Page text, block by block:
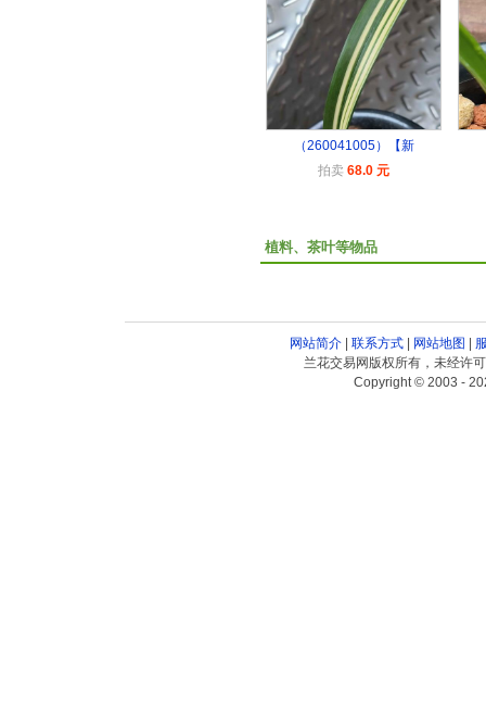
（260041005）【新
拍卖 68.0 元
植料、茶叶等物品
网站简介| 联系方式| 网站地图 |
兰花交易网版权所有，未经许
Copyright © 2003 -